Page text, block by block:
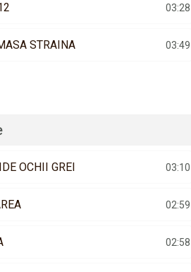
03:28
STRAINA 03:49
OCHII GREI 03:10
02:59
02:58